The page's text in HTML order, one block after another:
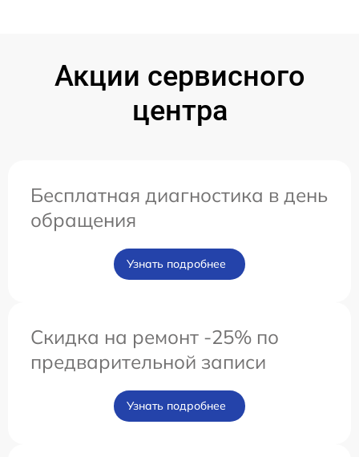
Акции сервисного
центра
Бесплатная диагностика в день
обращения
Узнать подробнее
Скидка на ремонт -25% по
предварительной записи
Узнать подробнее